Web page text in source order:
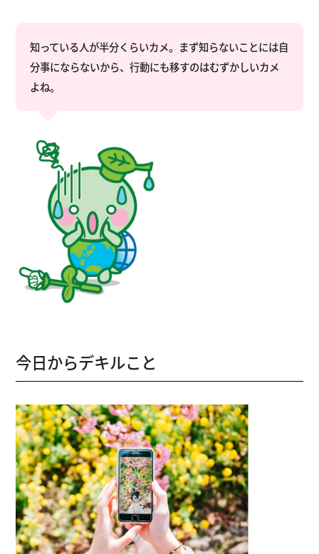
知っている人が半分くらいカメ。まず知らないことには自
分事にならないから、行動にも移すのはむずかしいカメ
よね。
今日からデキルこと